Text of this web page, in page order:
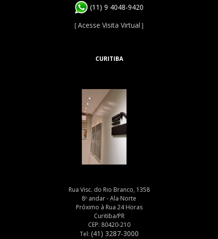
(11) 9 4048-9420
[Acesse Visita Virtual ]
CURITIBA
Rua Visc. do Rio Branco, 1358
8º andar - Ala Norte
Próximo à Rua 24 Horas
Curitiba/PR
CEP: 80420-210
Tel: (41) 3287-3000